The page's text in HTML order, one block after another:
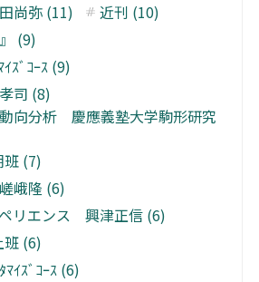
尚弥 (11)
近刊 (10)
(9)
ｽﾞｺｰｽ (9)
司 (8)
向分析 慶應義塾大学駒形研究
班 (7)
峨隆 (6)
リエンス 興津正信 (6)
班 (6)
ｲｽﾞｺｰｽ (6)